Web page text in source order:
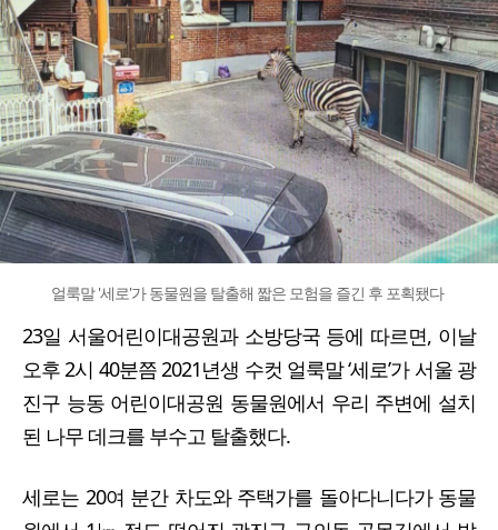
얼룩말 '세로'가 동물원을 탈출해 짧은 모험을 즐긴 후 포획됐다
23일 서울어린이대공원과 소방당국 등에 따르면, 이날
오후 2시 40분쯤 2021년생 수컷 얼룩말 ‘세로’가 서울 광
진구 능동 어린이대공원 동물원에서 우리 주변에 설치
된 나무 데크를 부수고 탈출했다.
세로는 20여 분간 차도와 주택가를 돌아다니다가 동물